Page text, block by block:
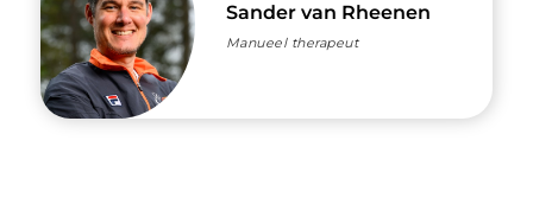
Sander van Rheenen
Manueel therapeut